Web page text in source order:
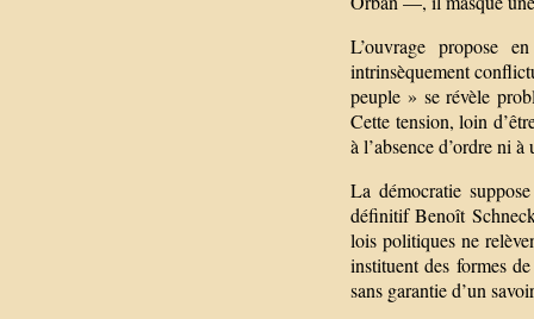
L’ouvrage propose
intrinsèquement
peuple » se révèle
Cette tension, loin
à l’absence d’ordre ni
La démocratie
définitif Benoît
lois politiques ne
instituent des formes
sans garantie d’un